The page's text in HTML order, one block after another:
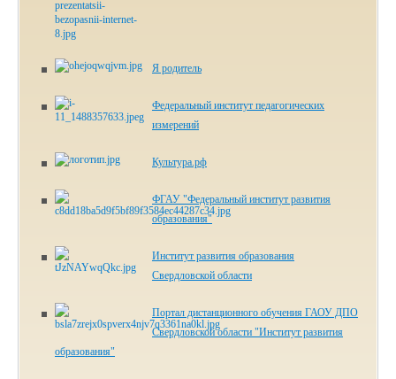
Я родитель
Федеральный институт педагогических
измерений
Культура.рф
ФГАУ "Федеральный институт развития
образования"
Институт развития образования
Свердловской области
Портал дистанционного обучения ГАОУ ДПО
Свердловской области "Институт развития
образования"